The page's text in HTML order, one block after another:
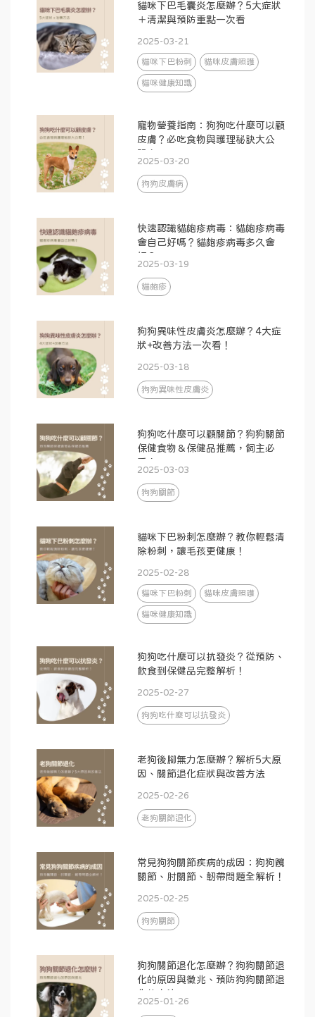
貓咪下巴毛囊炎怎麼辦？5大症狀
＋清潔與預防重點一次看
2025-03-21
貓咪下巴粉刺 貓咪皮膚照護
貓咪健康知識
寵物營養指南：狗狗吃什麼可以顧
皮膚？必吃食物與護理秘訣大公
開！
2025-03-20
狗狗皮膚病
快速認識貓皰疹病毒：貓皰疹病毒
會自己好嗎？貓皰疹病毒多久會
好？
2025-03-19
貓皰疹
狗狗異味性皮膚炎怎麼辦？4大症
狀+改善方法一次看！
2025-03-18
狗狗異味性皮膚炎
狗狗吃什麼可以顧關節？狗狗關節
保健食物＆保健品推薦，飼主必
看！
2025-03-03
狗狗關節
貓咪下巴粉刺怎麼辦？教你輕鬆清
除粉刺，讓毛孩更健康！
2025-02-28
貓咪下巴粉刺 貓咪皮膚照護
貓咪健康知識
狗狗吃什麼可以抗發炎？從預防、
飲食到保健品完整解析！
2025-02-27
狗狗吃什麼可以抗發炎
老狗後腳無力怎麼辦？解析5大原
因、關節退化症狀與改善方法
2025-02-26
老狗關節退化
常見狗狗關節疾病的成因：狗狗髖
關節、肘關節、韌帶問題全解析！
2025-02-25
狗狗關節
狗狗關節退化怎麼辦？狗狗關節退
化的原因與徵兆、預防狗狗關節退
化的方法
2025-01-26